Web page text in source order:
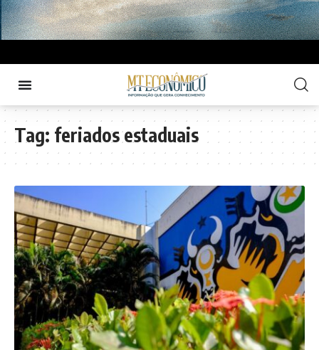
Tag: feriados estaduais